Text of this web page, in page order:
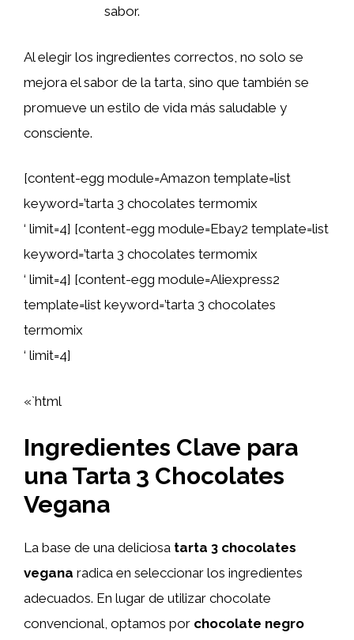
sabor.
Al elegir los ingredientes correctos, no solo se
mejora el sabor de la tarta, sino que también se
promueve un estilo de vida más saludable y
consciente.
[content-egg module=Amazon template=list
keyword=’tarta 3 chocolates termomix
‘ limit=4] [content-egg module=Ebay2 template=list
keyword=’tarta 3 chocolates termomix
‘ limit=4] [content-egg module=Aliexpress2
template=list keyword=’tarta 3 chocolates
termomix
‘ limit=4]
«`html
Ingredientes Clave para
una Tarta 3 Chocolates
Vegana
La base de una deliciosa tarta 3 chocolates
vegana radica en seleccionar los ingredientes
adecuados. En lugar de utilizar chocolate
convencional, optamos por chocolate negro